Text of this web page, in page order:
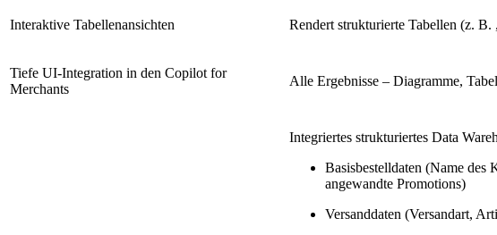
Interaktive Tabellenansichten Rendert strukturierte Tabellen (z.
Tiefe UI-Integration in den Copilot for
Merchants
Alle Ergebnisse – Diagramme,
Integriertes strukturiertes Data
Basisbestelldaten (Name des
angewandte Promotions)
Versanddaten (Versandart,